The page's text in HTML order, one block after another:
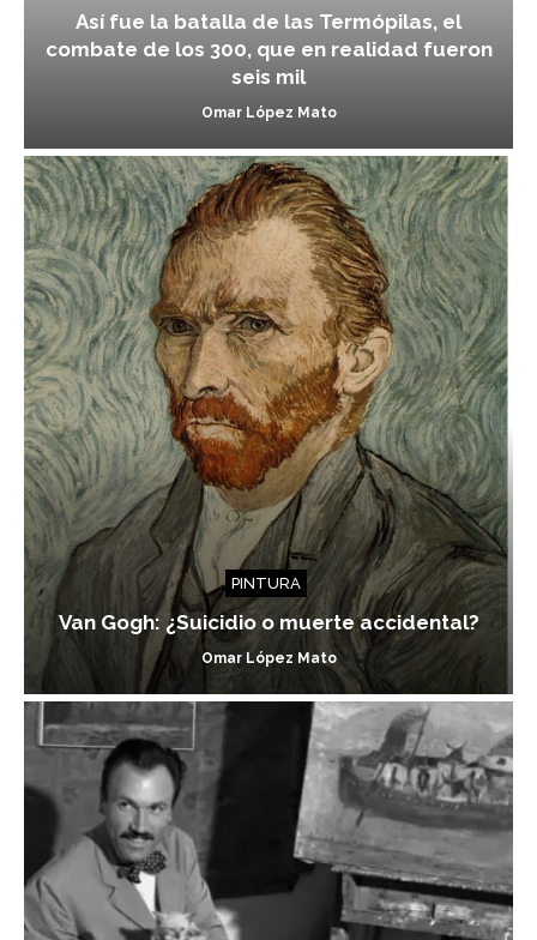
Así fue la batalla de las Termópilas, el
combate de los 300, que en realidad fueron
seis mil
Omar López Mato
PINTURA
Van Gogh: ¿Suicidio o muerte accidental?
Omar López Mato